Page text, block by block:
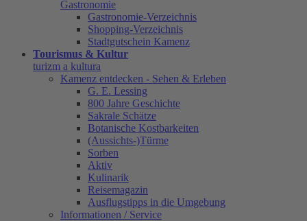
Gastronomie
Gastronomie-Verzeichnis
Shopping-Verzeichnis
Stadtgutschein Kamenz
Tourismus & Kultur
turizm a kultura
Kamenz entdecken - Sehen & Erleben
G. E. Lessing
800 Jahre Geschichte
Sakrale Schätze
Botanische Kostbarkeiten
(Aussichts-)Türme
Sorben
Aktiv
Kulinarik
Reisemagazin
Ausflugstipps in die Umgebung
Informationen / Service